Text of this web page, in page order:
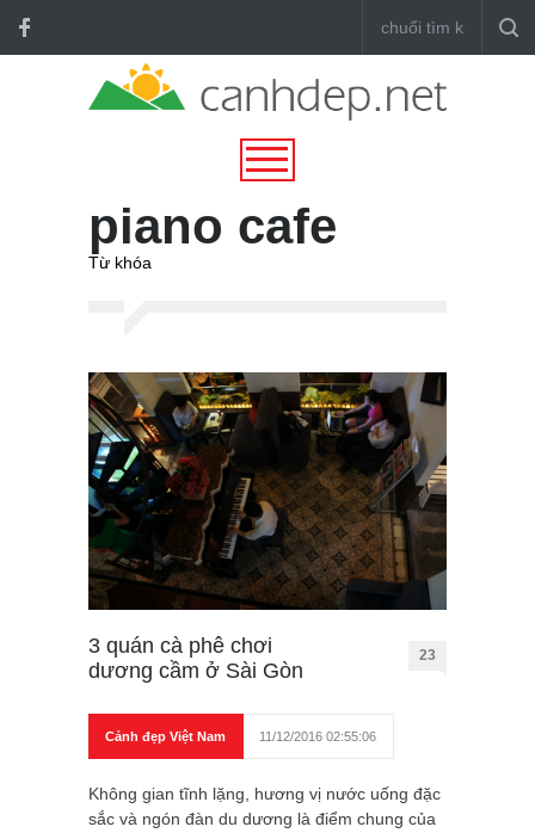
piano cafe
Từ khóa
3 quán cà phê chơi
dương cầm ở Sài Gòn
23
Cảnh đẹp Việt Nam 11/12/2016 02:55:06
Không gian tĩnh lặng, hương vị nước uống đặc
sắc và ngón đàn du dương là điểm chung của